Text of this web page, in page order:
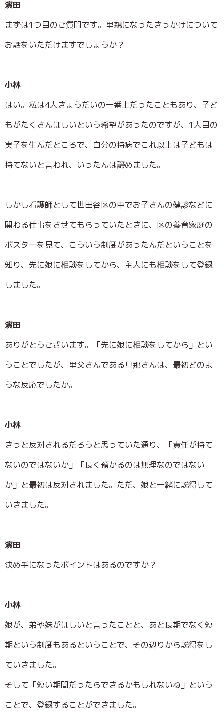
濱田
まずは1つ目のご質問です。里親になったきっかけについて
お話をいただけますでしょうか？
小林
はい。私は4人きょうだいの一番上だったこともあり、子ど
もがたくさんほしいという希望があったのですが、1人目の
実子を生んだところで、自分の持病でこれ以上は子どもは
持てないと言われ、いったんは諦めました。
しかし看護師として世田谷区の中でお子さんの健診などに
関わる仕事をさせてもらっていたときに、区の養育家庭の
ポスターを見て、こういう制度があったんだということを
知り、先に娘に相談をしてから、主人にも相談をして登録
しました。
濱田
ありがとうございます。「先に娘に相談をしてから」とい
うことでしたが、里父さんである旦那さんは、最初どのよ
うな反応でしたか。
小林
きっと反対されるだろうと思っていた通り、「責任が持て
ないのではないか」「長く預かるのは無理なのではない
か」と最初は反対されました。ただ、娘と一緒に説得して
いきました。
濱田
決め手になったポイントはあるのですか？
小林
娘が、弟や妹がほしいと言ったことと、あと長期でなく短
期という制度もあるということで、その辺りから説得をし
ていきました。
そして「短い期間だったらできるかもしれないね」という
ことで、登録することができました。